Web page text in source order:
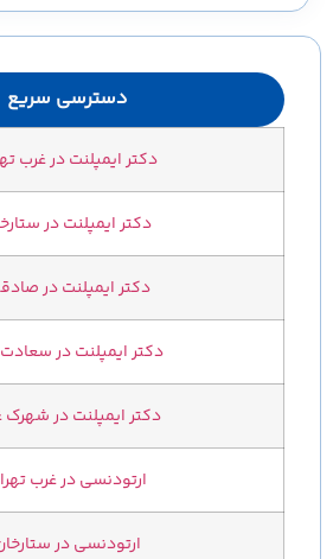
دسترسی سریع
دکتر ایمپلنت در غرب تهران
دکتر ایمپلنت در ستارخان
دکتر ایمپلنت در صادقیه
دکتر ایمپلنت در سعادت آباد
دکتر ایمپلنت در شهرک غرب
ارتودنسی در غرب تهران
ارتودنسی در ستارخان